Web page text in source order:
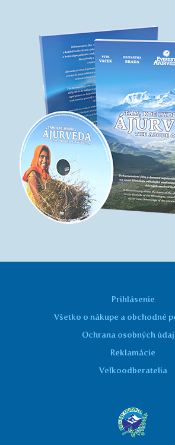
systému na úpätí Himalájí odhaľujúci
vnútorného poznania dávnych
Dokument vás zanesie od impozantných
a každodenného života v jeho údoliach, až
chrámom v Káthmandu a kráľovským
Rádžasthánu. Budete sa tak môcť preniesť
prírody a vedomostí, ktoré formovali
indického subkontinentu.
Viac o filmu